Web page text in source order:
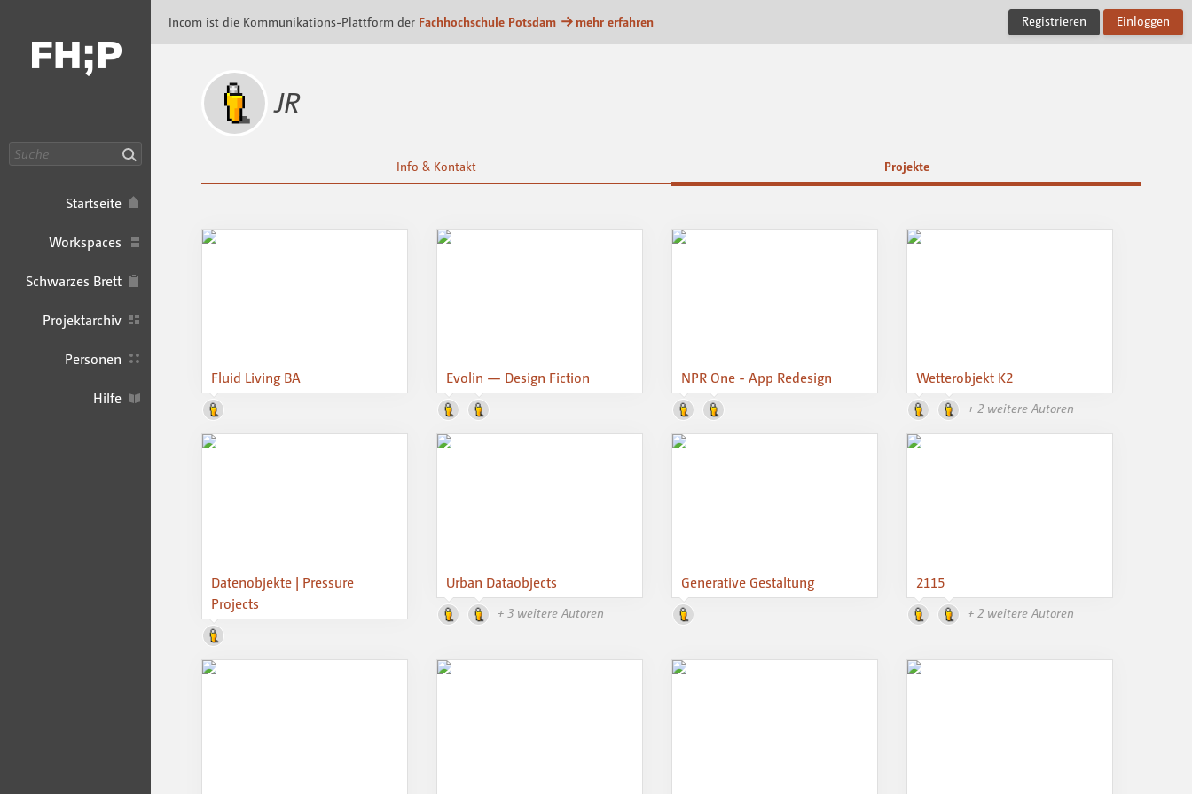
Startseite
Workspaces
Schwarzes Brett
Projektarchiv
Personen
Hilfe
Incom ist die Kommunikations-Plattform der Fachhochschule Potsdam mehr erfahren Registrieren Einloggen
JR
Info & Kontakt Projekte
Fluid Living BA Evolin — Design Fiction NPR One - App Redesign Wetterobjekt K2
+ 2 weitere Autoren
Datenobjekte | Pressure
Projects
Urban Dataobjects
+ 3 weitere Autoren
Generative Gestaltung 2115
+ 2 weitere Autoren